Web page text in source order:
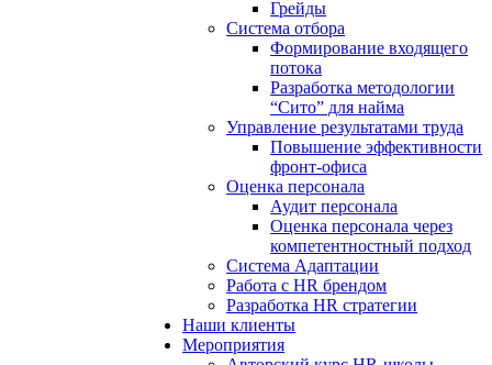
Грейды
Система отбора
Формирование входящего
потока
Разработка методологии
“Сито” для найма
Управление результатами труда
Повышение эффективности
фронт-офиса
Оценка персонала
Аудит персонала
Оценка персонала через
компетентностный подход
Система Адаптации
Работа с HR брендом
Разработка HR стратегии
Наши клиенты
Мероприятия